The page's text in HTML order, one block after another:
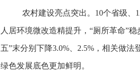
农村建设亮点突出。 10个省级、
人居环境微改造精提升，“厕所革命”
五”末分别下降3.0% 2.5% ，相关做法
绿色发展底色更加鲜明。